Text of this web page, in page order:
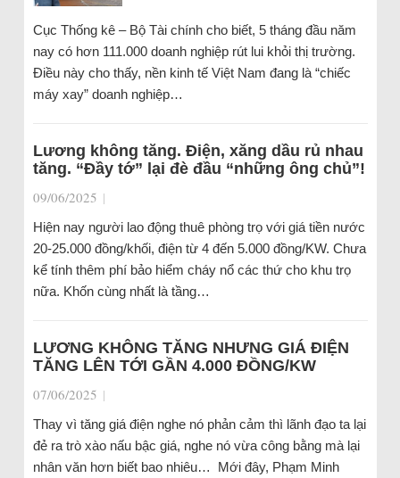
Cục Thống kê – Bộ Tài chính cho biết, 5 tháng đầu năm
nay có hơn 111.000 doanh nghiệp rút lui khỏi thị trường.
Điều này cho thấy, nền kinh tế Việt Nam đang là “chiếc
máy xay” doanh nghiệp…
Lương không tăng. Điện, xăng dầu rủ nhau
tăng. “Đầy tớ” lại đè đầu “những ông chủ”!
09/06/2025 |
Hiện nay người lao động thuê phòng trọ với giá tiền nước
20-25.000 đồng/khối, điện từ 4 đến 5.000 đồng/KW. Chưa
kể tính thêm phí bảo hiểm cháy nổ các thứ cho khu trọ
nữa. Khốn cùng nhất là tầng…
LƯƠNG KHÔNG TĂNG NHƯNG GIÁ ĐIỆN
TĂNG LÊN TỚI GẦN 4.000 ĐỒNG/KW
07/06/2025 |
Thay vì tăng giá điện nghe nó phản cảm thì lãnh đạo ta lại
đẻ ra trò xào nấu bậc giá, nghe nó vừa công bằng mà lại
nhân văn hơn biết bao nhiêu… Mới đây, Phạm Minh